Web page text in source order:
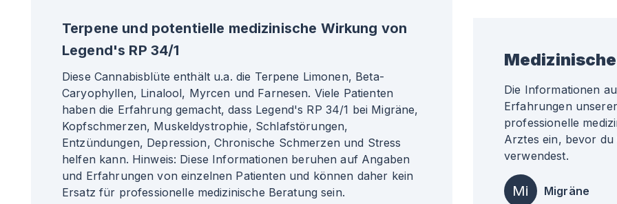
Terpene und potentielle medizinische Wirkung von
Legend's RP 34/1
Diese Cannabisblüte enthält u.a. die Terpene Limonen, Beta-
Caryophyllen, Linalool, Myrcen und Farnesen. Viele Patienten
haben die Erfahrung gemacht, dass Legend's RP 34/1 bei Migräne,
Kopfschmerzen, Muskeldystrophie, Schlafstörungen,
Entzündungen, Depression, Chronische Schmerzen und Stress
helfen kann. Hinweis: Diese Informationen beruhen auf Angaben
und Erfahrungen von einzelnen Patienten und können daher kein
Ersatz für professionelle medizinische Beratung sein.
Die Informationen
Erfahrungen
professionelle
Arztes ein, bevor
verwendest.
Mi Migräne